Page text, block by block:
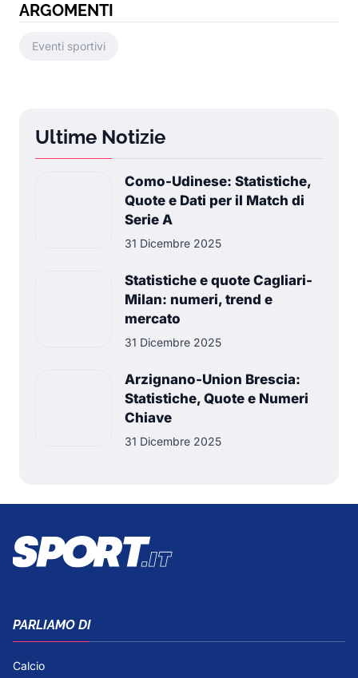
ARGOMENTI
Eventi sportivi
Ultime Notizie
Como-Udinese: Statistiche,
Quote e Dati per il Match di
Serie A
31 Dicembre 2025
Statistiche e quote Cagliari-
Milan: numeri, trend e
mercato
31 Dicembre 2025
Arzignano-Union Brescia:
Statistiche, Quote e Numeri
Chiave
31 Dicembre 2025
PARLIAMO DI
Calcio